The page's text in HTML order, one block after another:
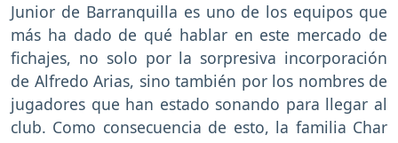
Junior de Barranquilla es uno de los equipos que
más ha dado de qué hablar en este mercado de
fichajes, no solo por la sorpresiva incorporación
de Alfredo Arias, sino también por los nombres de
jugadores que han estado sonando para llegar al
club. Como consecuencia de esto, la familia Char